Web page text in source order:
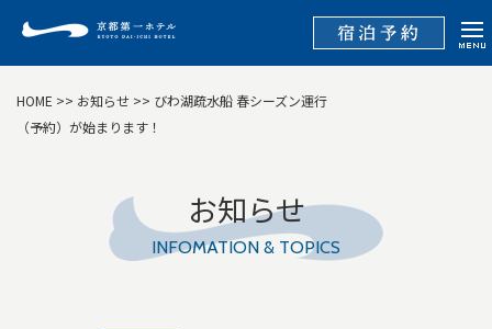
HOME >> お知らせ >> びわ湖疏水船 春シーズン運行
（予約）が始まります！
お知らせ
INFOMATION & TOPICS